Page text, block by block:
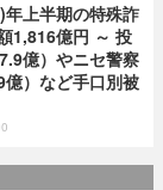
上半期の特殊詐
1,816億円 ～ 投
億）やニセ警察
）など手口別被